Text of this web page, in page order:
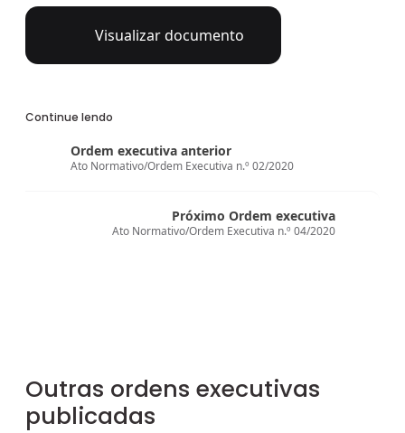
Visualizar documento
Continue lendo
Ordem executiva anterior
Ato Normativo/Ordem Executiva n.º 02/2020
Próximo Ordem executiva
Ato Normativo/Ordem Executiva n.º 04/2020
Outras ordens executivas
publicadas